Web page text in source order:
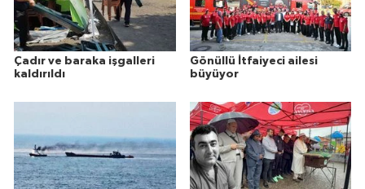
Çadır ve baraka işgalleri
kaldırıldı
Gönüllü İtfaiyeci ailesi
büyüyor